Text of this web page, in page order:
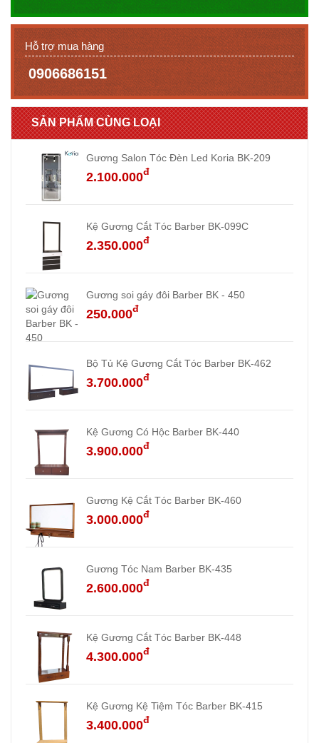
Hỗ trợ mua hàng
0906686151
SẢN PHẨM CÙNG LOẠI
Gương Salon Tóc Đèn Led Koria BK-209
2.100.000đ
Kệ Gương Cắt Tóc Barber BK-099C
2.350.000đ
Gương soi gáy đôi Barber BK - 450
250.000đ
Bộ Tủ Kệ Gương Cắt Tóc Barber BK-462
3.700.000đ
Kệ Gương Có Hộc Barber BK-440
3.900.000đ
Gương Kệ Cắt Tóc Barber BK-460
3.000.000đ
Gương Tóc Nam Barber BK-435
2.600.000đ
Kệ Gương Cắt Tóc Barber BK-448
4.300.000đ
Kệ Gương Kệ Tiệm Tóc Barber BK-415
3.400.000đ